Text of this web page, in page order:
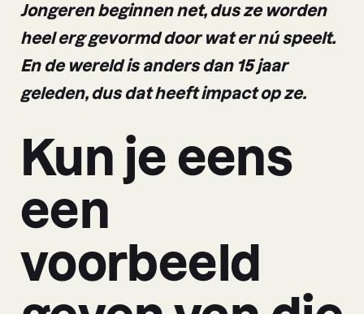
Jongeren beginnen net, dus ze worden
heel erg gevormd door wat er nú speelt.
En de wereld is anders dan 15 jaar
geleden, dus dat heeft impact op ze.
Kun je eens
een
voorbeeld